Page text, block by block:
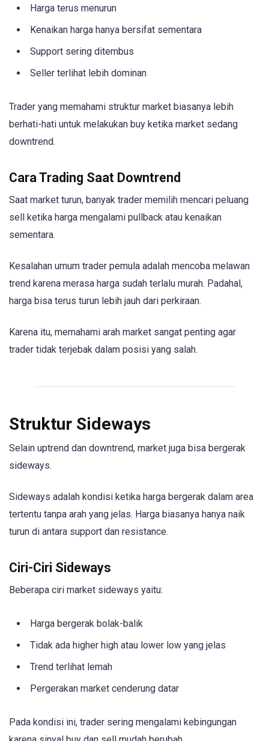
Harga terus menurun
Kenaikan harga hanya bersifat sementara
Support sering ditembus
Seller terlihat lebih dominan
Trader yang memahami struktur market biasanya lebih
berhati-hati untuk melakukan buy ketika market sedang
downtrend.
Cara Trading Saat Downtrend
Saat market turun, banyak trader memilih mencari peluang
sell ketika harga mengalami pullback atau kenaikan
sementara.
Kesalahan umum trader pemula adalah mencoba melawan
trend karena merasa harga sudah terlalu murah. Padahal,
harga bisa terus turun lebih jauh dari perkiraan.
Karena itu, memahami arah market sangat penting agar
trader tidak terjebak dalam posisi yang salah.
Struktur Sideways
Selain uptrend dan downtrend, market juga bisa bergerak
sideways.
Sideways adalah kondisi ketika harga bergerak dalam area
tertentu tanpa arah yang jelas. Harga biasanya hanya naik
turun di antara support dan resistance.
Ciri-Ciri Sideways
Beberapa ciri market sideways yaitu:
Harga bergerak bolak-balik
Tidak ada higher high atau lower low yang jelas
Trend terlihat lemah
Pergerakan market cenderung datar
Pada kondisi ini, trader sering mengalami kebingungan